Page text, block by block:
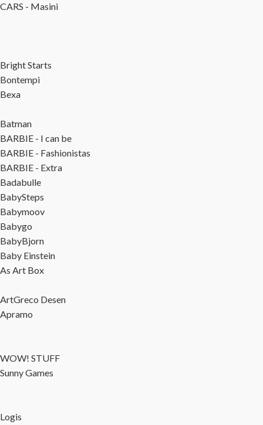
CARS - Masini
Bright Starts
Bontempi
Bexa
Batman
BARBIE - I can be
BARBIE - Fashionistas
BARBIE - Extra
Badabulle
BabySteps
Babymoov
Babygo
BabyBjorn
Baby Einstein
As Art Box
ArtGreco Desen
Apramo
WOW! STUFF
Sunny Games
Logis